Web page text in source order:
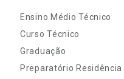
Ensino Médio Técnico
Curso Técnico
Graduação
Preparatório Residência